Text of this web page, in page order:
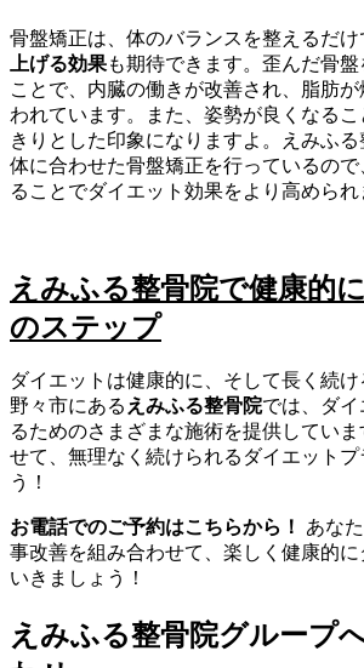
骨盤矯正は、体のバランスを整えるだけ
上げる効果も期待できます。歪んだ骨
ことで、内臓の働きが改善され、脂肪
われています。また、姿勢が良くなる
きりとした印象になりますよ。えみふ
体に合わせた骨盤矯正を行っているの
ることでダイエット効果をより高められ
えみふる整骨院で健康的
のステップ
ダイエットは健康的に、そして長く続け
野々市にある えみふる整骨院では、ダ
るためのさまざまな施術を提供してい
せて、無理なく続けられるダイエットプ
う！
お電話でのご予約はこちらから！
あな
事改善を組み合わせて、楽しく健康的
いきましょう！
えみふる整骨院グループ